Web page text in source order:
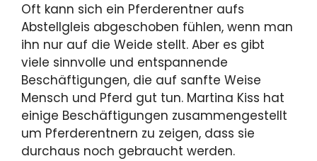
Oft kann sich ein Pferderentner aufs
Abstellgleis abgeschoben fühlen, wenn man
ihn nur auf die Weide stellt. Aber es gibt
viele sinnvolle und entspannende
Beschäftigungen, die auf sanfte Weise
Mensch und Pferd gut tun. Martina Kiss hat
einige Beschäftigungen zusammengestellt
um Pferderentnern zu zeigen, dass sie
durchaus noch gebraucht werden.